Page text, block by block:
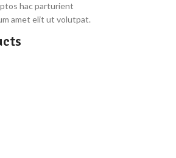
hac parturient
amet elit ut volutpat.